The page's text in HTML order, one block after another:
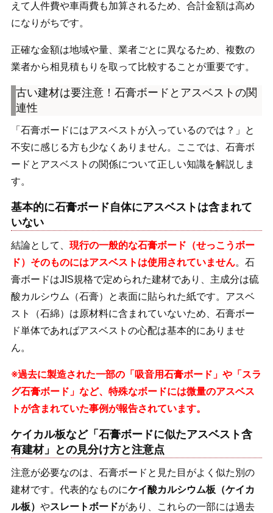
えて人件費や車両費も加算されるため、合計金額は高め
になりがちです。
正確な金額は地域や量、業者ごとに異なるため、複数の
業者から相見積もりを取って比較することが重要です。
古い建材は要注意！石膏ボードとアスベストの関
連性
「石膏ボードにはアスベストが入っているのでは？」と
不安に感じる方も少なくありません。ここでは、石膏ボ
ードとアスベストの関係について正しい知識を解説しま
す。
基本的に石膏ボード自体にアスベストは含まれて
いない
結論として、 現行の一般的な石膏ボード（せっこうボー
ド）そのものにはアスベストは使用されていません。石
膏ボードはJIS規格で定められた建材であり、主成分は硫
酸カルシウム（石膏）と表面に貼られた紙です。アスベ
スト（石綿）は原材料に含まれていないため、石膏ボー
ド単体であればアスベストの心配は基本的にありませ
ん。
※過去に製造された一部の「吸音用石膏ボード」や「スラ
グ石膏ボード」など、特殊なボードには微量のアスベス
トが含まれていた事例が報告されています。
ケイカル板など「石膏ボードに似たアスベスト含
有建材」との見分け方と注意点
注意が必要なのは、石膏ボードと見た目がよく似た別の
建材です。代表的なものにケイ酸カルシウム板（ケイカ
ル板） やスレートボードがあり、これらの一部には過去